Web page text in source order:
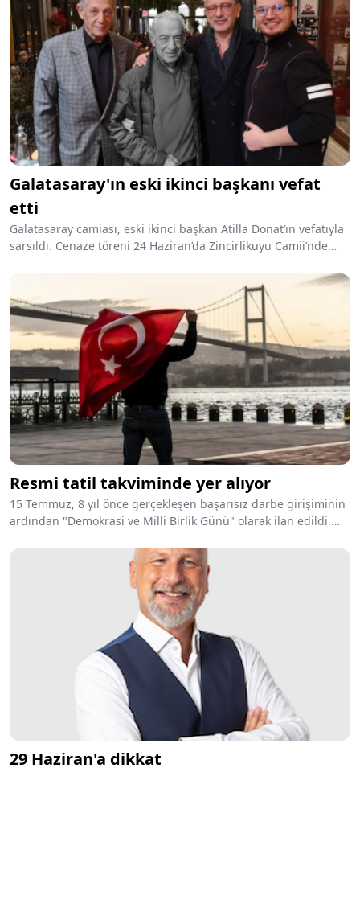
Galatasaray'ın eski ikinci başkanı vefat
etti
Galatasaray camiası, eski ikinci başkan Atilla Donat’ın vefatıyla
sarsıldı. Cenaze töreni 24 Haziran’da Zincirlikuyu Camii’nde
Resmi tatil takviminde yer alıyor
15 Temmuz, 8 yıl önce gerçekleşen başarısız darbe girişiminin
ardından "Demokrasi ve Milli Birlik Günü" olarak ilan edildi.
Temmuz resmi tatil takviminde yer alıyor. 15 Temmuz tarihinde
darbe girişiminin başarısız olması çeşitli etkinliklerle yurdun
birçok yerinde kutlanacak ve hayatını kaybedenler anılacak.
29 Haziran'a dikkat